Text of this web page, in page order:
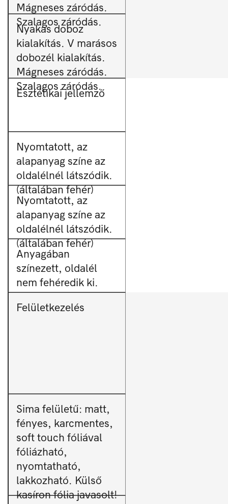
Mágneses záródás.
Szalagos záródás.
Nyakas doboz
kialakítás. V marásos
dobozél kialakítás.
Mágneses záródás.
Szalagos záródás.
Esztétikai jellemző
Nyomtatott, az
alapanyag színe az
oldalélnél látszódik.
(általában fehér)
Nyomtatott, az
alapanyag színe az
oldalélnél látszódik.
(általában fehér)
Anyagában
színezett, oldalél
nem fehéredik ki.
Felületkezelés
Sima felületű: matt,
fényes, karcmentes,
soft touch fóliával
fóliázható,
nyomtatható,
lakkozható. Külső
kasíron fólia javasolt!